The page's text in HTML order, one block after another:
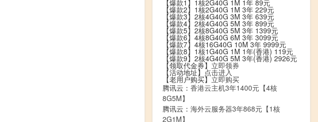
【爆款1】1核2G40G 1M 1年 89元
【爆款2】1核2G40G 1M 3年 229元
【爆款3】2核4G40G 3M 3年 639元
【爆款4】2核4G40G 5M 3年 899元
【爆款5】2核8G40G 5M 3年 1399元
【爆款6】4核8G40G 6M 3年 3099元
【爆款7】4核16G40G 10M 3年 9999元
【爆款8】1核1G40G 1M 1年(香港) 119元
【爆款9】2核4G40G 5M 3年(香港) 2926元
【领取代金券】 立即领券
【活动地址】 点击进入
【老用户购买】立即购买
腾讯云： 香港云主机3年1400元【4核
8G5M】
腾讯云： 海外云服务器3年868元【1核
2G1M】